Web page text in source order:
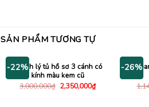
SẢN PHẨM TƯƠNG TỰ
-22%
Thanh lý tủ hồ sơ 3 cánh có
kính màu kem cũ
3,000,000₫ Giá
gốc
2,350,000₫Giá
hiện
-26%
Bàn